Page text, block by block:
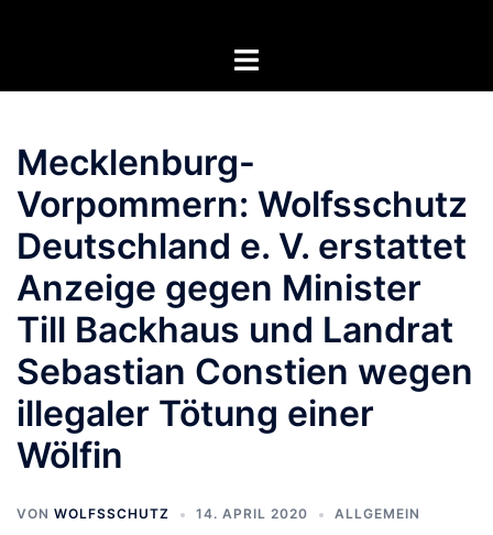
Menü
Mecklenburg-
Vorpommern: Wolfsschutz
Deutschland e. V. erstattet
Anzeige gegen Minister
Till Backhaus und Landrat
Sebastian Constien wegen
illegaler Tötung einer
Wölfin
VON WOLFSSCHUTZ 14. APRIL 2020 ALLGEMEIN